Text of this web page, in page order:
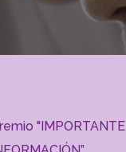
"IMPORTANTE